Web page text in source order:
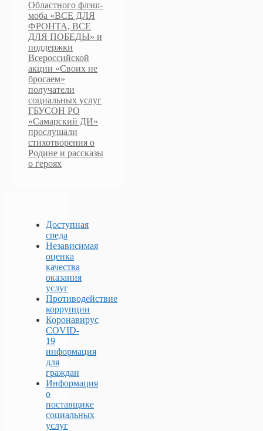
Областного флэш-
моба «ВСЕ ДЛЯ
ФРОНТА, ВСЕ
ДЛЯ ПОБЕДЫ» и
поддержки
Всероссийской
акции «Своих не
бросаем»
получатели
социальных услуг
ГБУСОН РО
«Самарский ДИ»
прослушали
стихотворения о
Родине и рассказы
о героях
Доступная
среда
Независимая
оценка
качества
оказания
услуг
Противодействие
коррупции
Коронавирус
COVID-
19
информация
для
граждан
Информация
о
поставщике
социальных
услуг